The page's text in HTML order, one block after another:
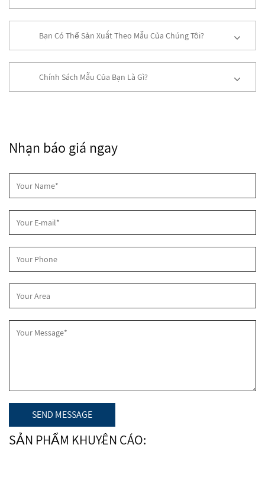
Bạn Có Thể Sản Xuất Theo Mẫu Của Chúng Tôi?
Chính Sách Mẫu Của Bạn Là Gì?
Nhận báo giá ngay
SẢN PHẨM KHUYẾN CÁO: